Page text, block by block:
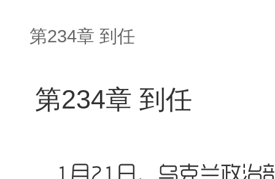
第234章 到任
第234章 到任